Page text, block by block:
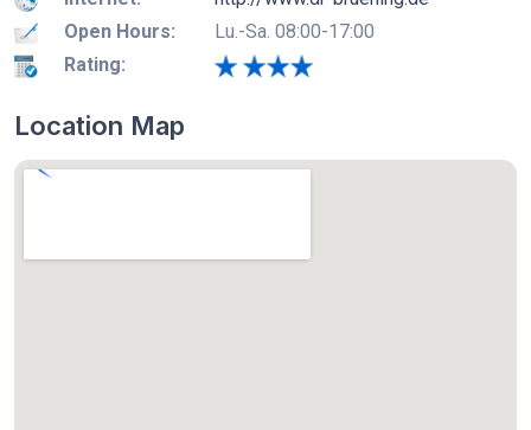
Open Hours:
Lu.-Sa. 08:00-17:00
Rating:
Location Map